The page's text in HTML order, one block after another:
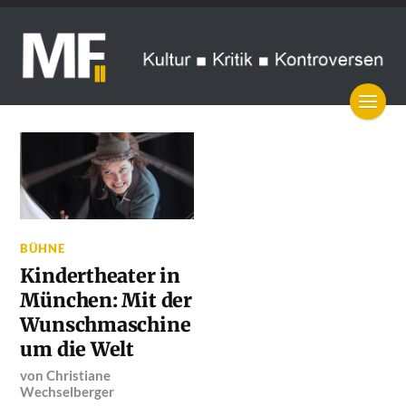
BÜHNE
Kindertheater in
München: Mit der
Wunschmaschine
um die Welt
vonChristiane
Wechselberger